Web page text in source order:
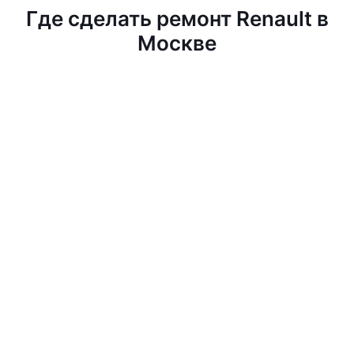
Где сделать ремонт Renault в
Москве